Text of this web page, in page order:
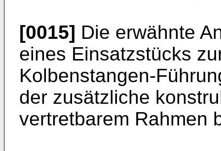
[0015] Die erwähnte
eines Einsatzstücks
Kolbenstangen-
der zusätzliche
vertretbarem Rahmen